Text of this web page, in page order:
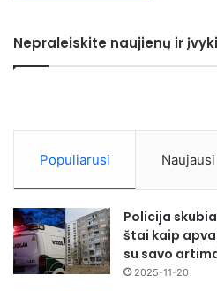
Nepraleiskite naujienų ir
Populiarusi Naujausi
Policija
štai kaip
su savo
2025-11-20